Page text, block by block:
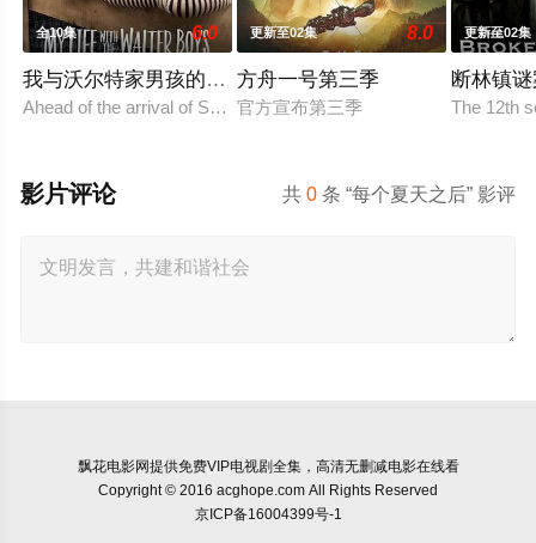
全10集 6.0
我与沃尔特家男孩的生活第三季
Ahead of the arrival of Season 2, Netflix has renewed My Life with
更新至02集 8.0
方舟一号第三季
官方宣布第三季
更新至02集
断林镇
The 12th
共0 条 “每个夏天之后” 影评
影片评论
飘花电影网提供免费VIP电视剧全集，高清无删减电影在线看
Copyright © 2016 acghope.com All Rights Reserved
京ICP备16004399号-1